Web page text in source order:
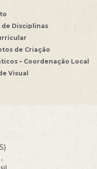
de Disciplinas
de Criação
– Coordenação Local
Visual